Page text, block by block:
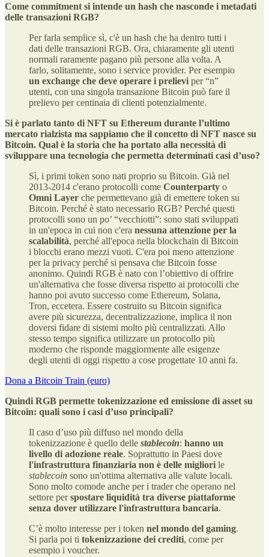
Come commitment si intende un hash che nasconde i metadati
delle transazioni RGB?
Per farla semplice sì, c'è un hash che ha dentro tutti i
dati delle transazioni RGB. Ora, chiaramente gli utenti
normali raramente pagano più persone alla volta. A
farlo, solitamente, sono i service provider. Per esempio
un exchange che deve operare i prelievi per “n”
utenti, con una singola transazione Bitcoin può fare il
prelievo per centinaia di clienti potenzialmente.
Si è parlato tanto di NFT su Ethereum durante l’ultimo
mercato rialzista ma sappiamo che il concetto di NFT nasce su
Bitcoin. Qual è la storia che ha portato alla necessità di
sviluppare una tecnologia che permetta determinati casi d’uso?
Sì, i primi token sono nati proprio su Bitcoin. Già nel
2013-2014 c'erano protocolli come Counterparty o
Omni Layer che permettevano già di emettere token su
Bitcoin. Perché è stato necessario RGB? Perché questi
protocolli sono un po’ “vecchiotti”: sono stati sviluppati
in un'epoca in cui non c'era nessuna attenzione per la
scalabilità, perché all'epoca nella blockchain di Bitcoin
i blocchi erano mezzi vuoti. C'era poi meno attenzione
per la privacy perché si pensava che Bitcoin fosse
anonimo. Quindi RGB è nato con l’obiettivo di offrire
un'alternativa che fosse diversa rispetto ai protocolli che
hanno poi avuto successo come Ethereum, Solana,
Tron, eccetera. Essere costruito su Bitcoin significa
avere più sicurezza, decentralizzazione, implica il non
doversi fidare di sistemi molto più centralizzati. Allo
stesso tempo significa utilizzare un protocollo più
moderno che risponde maggiormente alle esigenze
degli utenti di oggi rispetto a cose progettate 10 anni fa.
Dona a Bitcoin Train (euro)
Quindi RGB permette tokenizzazione ed emissione di asset su
Bitcoin: quali sono i casi d’uso principali?
Il caso d’uso più diffuso nel mondo della
tokenizzazione è quello delle stablecoin: hanno un
livello di adozione reale. Soprattutto in Paesi dove
l'infrastruttura finanziaria non è delle migliori le
stablecoin sono un'ottima alternativa alle valute locali.
Sono molto comode anche per i trader che operano nel
settore perspostare liquidità tra diverse piattaforme
senza dover utilizzare l'infrastruttura bancaria.
C’è molto interesse per i token nel mondo del gaming.
Si parla poi ti tokenizzazione dei crediti, come per
esempio i voucher.